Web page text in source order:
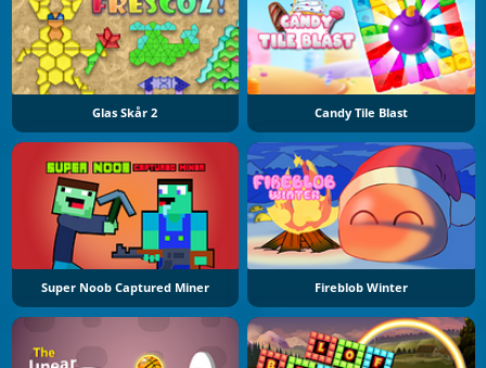
Glas Skår 2 Candy Tile Blast
Super Noob Captured Miner Fireblob Winter